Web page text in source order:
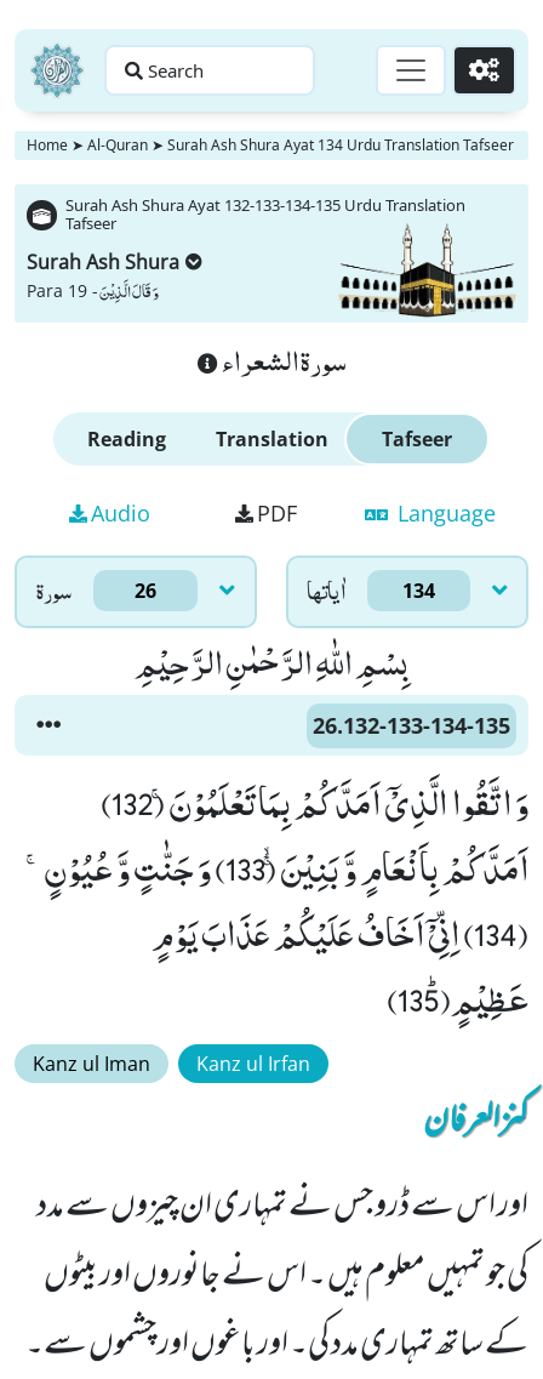
Search Go
Home ➤ Al-Quran ➤ Surah Ash Shura Ayat 134 Urdu Translation Tafseer
Surah Ash Shura Ayat 132-133-134-135 Urdu Translation
Tafseer
Surah Ash Shura
Para 19 -وَ قَالَ الَّذِیْنَ
سورة الشعراء
Reading Translation Tafseer
Audio PDF Language
سورۃ 26 اٰياتها 134
بِسْمِ اللّٰهِ الرَّحْمٰنِ الرَّحِیْمِ
26.132-133-134-135
وَ اتَّقُوا الَّذِیْۤ اَمَدَّكُمْ بِمَا تَعْلَمُوْنَۚ (132)
اَمَدَّكُمْ بِاَنْعَامٍ وَّ بَنِیْنَۚۙ (133) وَ جَنّٰتٍ وَّ عُیُوْنٍۚ
(134) اِنِّیْۤ اَخَافُ عَلَیْكُمْ عَذَابَ یَوْمٍ
عَظِیْمٍﭤ(135)
Kanz ul Iman Kanz ul Irfan
کنزالعرفان
اور اس سے ڈرو جس نے تمہاری ان چیزوں سے مدد
کی جو تمہیں معلوم ہیں ۔ اس نے جانوروں اور بیٹوں
کے ساتھ تمہاری مدد کی۔ اور باغوں اور چشموں سے۔